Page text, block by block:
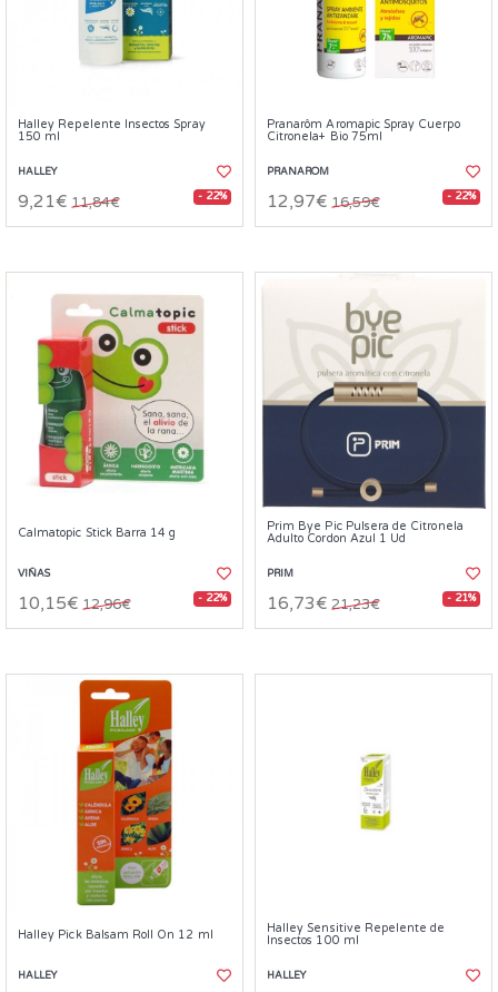
Halley Repelente Insectos Spray
150 ml
HALLEY
9,21€ 11,84€ - 22%
Pranarôm Aromapic Spray Cuerpo
Citronela+ Bio 75ml
PRANAROM
12,97€ 16,59€ - 22%
Calmatopic Stick Barra 14 g
VIÑAS
10,15€ 12,96€ - 22%
Prim Bye Pic Pulsera de Citronela
Adulto Cordon Azul 1 Ud
PRIM
16,73€ 21,23€ - 21%
Halley Pick Balsam Roll On 12 ml
HALLEY
Halley Sensitive Repelente de
Insectos 100 ml
HALLEY